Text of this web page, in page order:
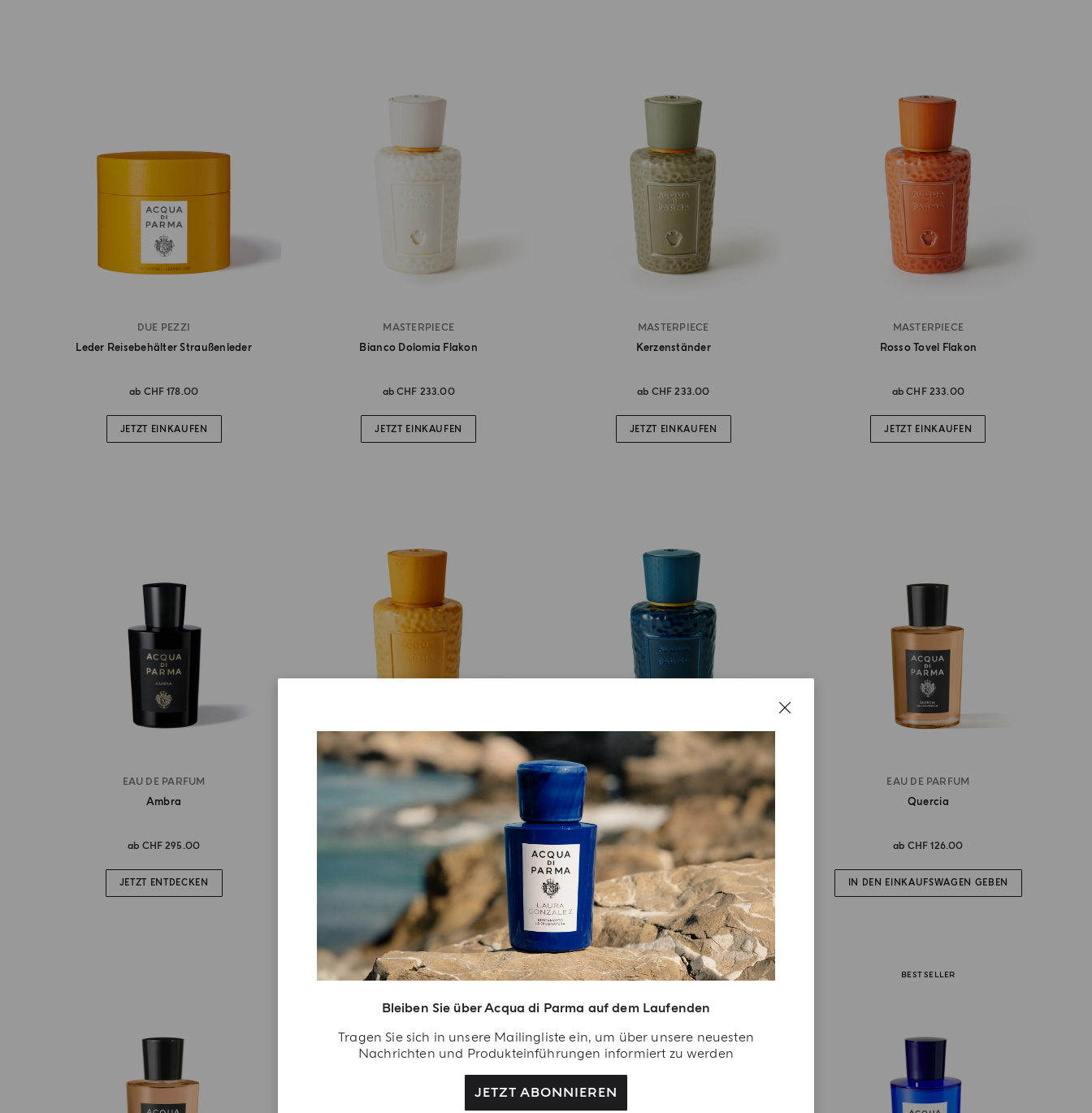
Bleiben Sie über Acqua di Parma auf dem Laufenden
Tragen Sie sich in unsere Mailingliste ein, um über unsere neuesten
Nachrichten und Produkteinführungen informiert zu werden
JETZT ABONNIEREN
DUE PEZZI
Leder Reisebehälter Straußenleder
ab CHF 178.00
JETZT EINKAUFEN
MASTERPIECE
Bianco Dolomia Flakon
abCHF 233.00
JETZT EINKAUFEN
MASTERPIECE
Kerzenständer
ab CHF 233.00
JETZT EINKAUFEN
MASTERPIECE
Rosso Tovel Flakon
abCHF 233.00
JETZT EINKAUFEN
EAU DE PARFUM
Ambra
ab CHF 295.00
JETZT ENTDECKEN
MASTERPIECE
Giallo Cima Flakon
CHF 233.00
JETZT EINKAUFEN
MASTERPIECE
Blu Fedaia Flakon
abCHF 233.00
JETZT EINKAUFEN
EAU DE PARFUM
Quercia
ab CHF 126.00
IN DEN EINKAUFSWAGEN GEBEN
BEST SELLER BEST SELLER